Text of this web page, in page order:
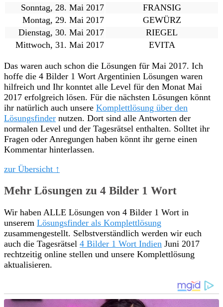
Sonntag, 28. Mai 2017
FRANSIG
Montag, 29. Mai 2017
GEWÜRZ
Dienstag, 30. Mai 2017
RIEGEL
Mittwoch, 31. Mai 2017
EVITA
Das waren auch schon die Lösungen für Mai 2017. Ich
hoffe die 4 Bilder 1 Wort Argentinien Lösungen waren
hilfreich und Ihr konntet alle Level für den Monat Mai
2017 erfolgreich lösen. Für die nächsten Lösungen könnt
ihr natürlich auch unsere Komplettlösung über den
Lösungsfinder nutzen. Dort sind alle Antworten der
normalen Level und der Tagesrätsel enthalten. Solltet ihr
Fragen oder Anregungen haben könnt ihr gerne einen
Kommentar hinterlassen.
zur Übersicht ↑
Mehr Lösungen zu 4 Bilder 1 Wort
Wir haben ALLE Lösungen von 4 Bilder 1 Wort in
unserem Lösungsfinder als Komplettlösung
zusammengestellt. Selbstverständlich werden wir euch
auch die Tagesrätsel 4 Bilder 1 Wort Indien Juni 2017
rechtzeitig online stellen und unsere Komplettlösung
aktualisieren.